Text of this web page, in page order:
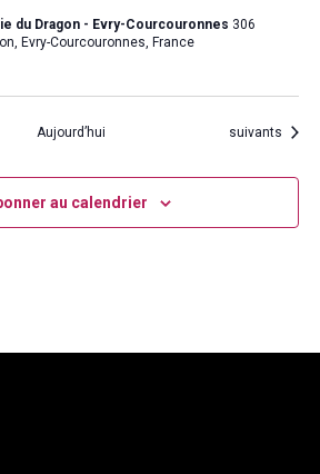
du Dragon - Evry-Courcouronnes 306
Evry-Courcouronnes, France
Aujourd’hui Évènements
suivants
au calendrier